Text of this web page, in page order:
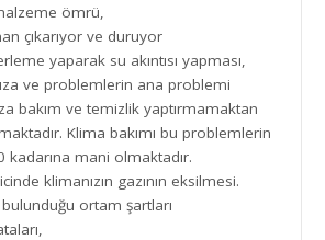
ömrü,
çıkarıyor ve duruyor
yaparak su akıntısı yapması,
ve problemlerin ana problemi
bakım ve temizlik yaptırmamaktan
Klima bakımı bu problemlerin
kadarına mani olmaktadır.
klimanızın gazının eksilmesi.
bulunduğu ortam şartları